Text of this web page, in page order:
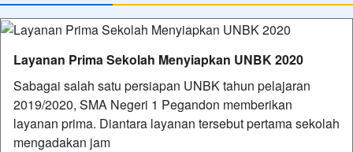
Layanan Prima Sekolah Menyiapkan UNBK 2020
Sabagai salah satu persiapan UNBK tahun pelajaran
2019/2020, SMA Negeri 1 Pegandon memberikan
layanan prima. Diantara layanan tersebut pertama sekolah
mengadakan jam